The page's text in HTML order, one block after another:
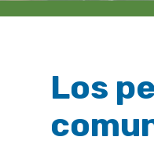
Los